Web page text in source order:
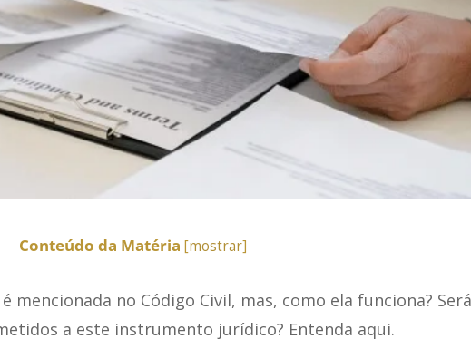
Conteúdo da Matéria [mostrar]
é mencionada no Código Civil, mas, como ela funciona? Será
a este instrumento jurídico? Entenda aqui.